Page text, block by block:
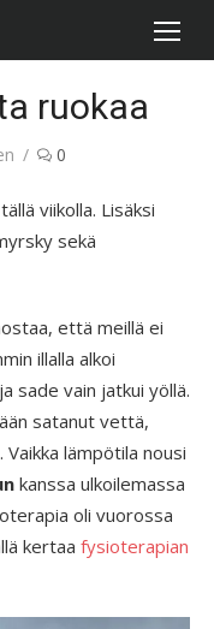
ruokaa
0
viikolla. Lisäksi
sekä
että meillä ei
illalla alkoi
sade vain jatkui yöllä.
satanut vettä,
lämpötila nousi
kanssa ulkoilemassa
oli vuorossa
kertaa fysioterapian